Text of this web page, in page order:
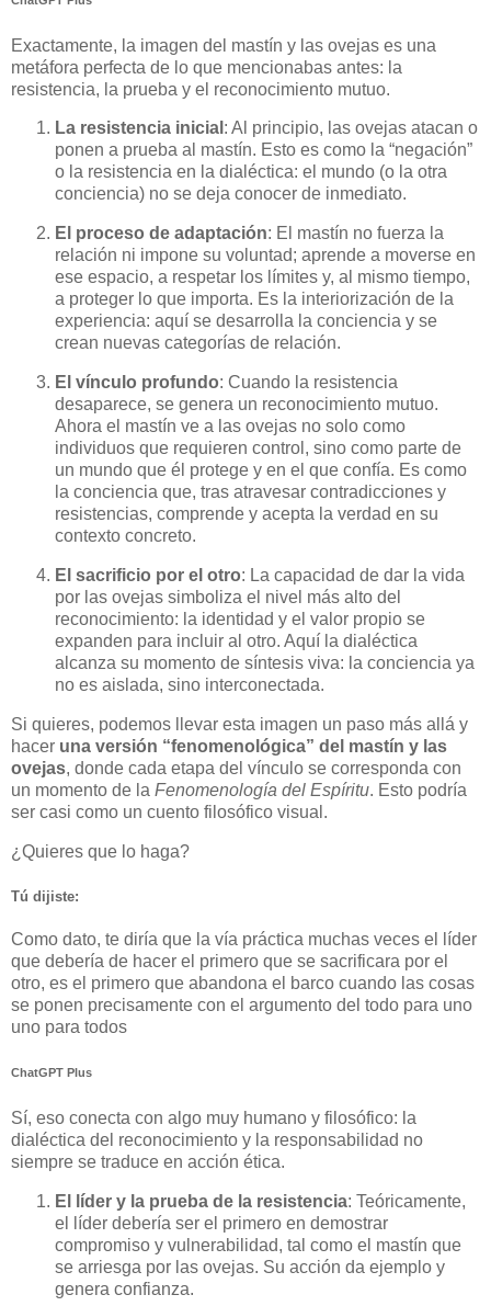
Exactamente, la imagen del mastín y las ovejas es una
metáfora perfecta de lo que mencionabas antes: la
resistencia, la prueba y el reconocimiento mutuo.
La resistencia inicial : Al principio, las ovejas atacan o
ponen a prueba al mastín. Esto es como la “negación”
o la resistencia en la dialéctica: el mundo (o la otra
conciencia) no se deja conocer de inmediato.
El proceso de adaptación: El mastín no fuerza la
relación ni impone su voluntad; aprende a moverse en
ese espacio, a respetar los límites y, al mismo tiempo,
a proteger lo que importa. Es la interiorización de la
experiencia: aquí se desarrolla la conciencia y se
crean nuevas categorías de relación.
El vínculo profundo: Cuando la resistencia
desaparece, se genera un reconocimiento mutuo.
Ahora el mastín ve a las ovejas no solo como
individuos que requieren control, sino como parte de
un mundo que él protege y en el que confía. Es como
la conciencia que, tras atravesar contradicciones y
resistencias, comprende y acepta la verdad en su
contexto concreto.
El sacrificio por el otro: La capacidad de dar la vida
por las ovejas simboliza el nivel más alto del
reconocimiento: la identidad y el valor propio se
expanden para incluir al otro. Aquí la dialéctica
alcanza su momento de síntesis viva: la conciencia ya
no es aislada, sino interconectada.
Si quieres, podemos llevar esta imagen un paso más allá y
hacer una versión “fenomenológica” del mastín y las
ovejas, donde cada etapa del vínculo se corresponda con
un momento de la Fenomenología del Espíritu. Esto podría
ser casi como un cuento filosófico visual.
¿Quieres que lo haga?
Tú dijiste:
Como dato, te diría que la vía práctica muchas veces el líder
que debería de hacer el primero que se sacrificara por el
otro, es el primero que abandona el barco cuando las cosas
se ponen precisamente con el argumento del todo para uno
uno para todos
ChatGPT Plus
Sí, eso conecta con algo muy humano y filosófico: la
dialéctica del reconocimiento y la responsabilidad no
siempre se traduce en acción ética.
El líder y la prueba de la resistencia: Teóricamente,
el líder debería ser el primero en demostrar
compromiso y vulnerabilidad, tal como el mastín que
se arriesga por las ovejas. Su acción da ejemplo y
genera confianza.